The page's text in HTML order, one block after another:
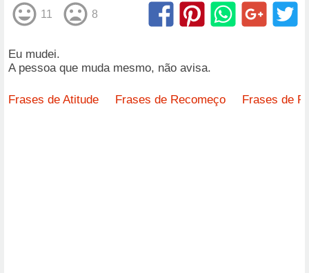
11 8
Eu mudei.
A pessoa que muda mesmo, não avisa.
Frases de Atitude Frases de Recomeço Frases de